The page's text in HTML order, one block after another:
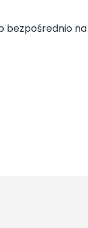
bezpośrednio